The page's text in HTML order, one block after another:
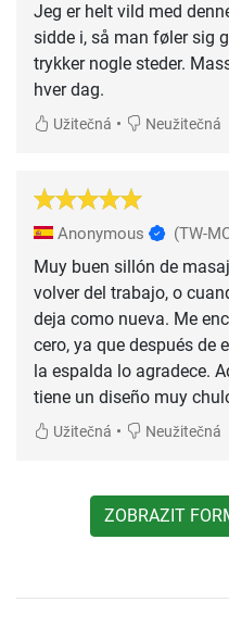
Jeg er helt vild med
sidde i, så man føler sig
trykker nogle steder.
hver dag.
Užitečná • Neužitečná
Anonymous (TW-
Muy buen sillón de
volver del trabajo, o
deja como nueva. Me
cero, ya que después de
la espalda lo agradece.
tiene un diseño muy
Užitečná • Neužitečná
ZOBRAZIT